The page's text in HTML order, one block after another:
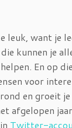
leuk, want je
kunnen je
En op
voor
en groeit
afgelopen
Twitter-